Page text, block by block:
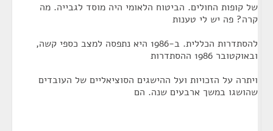
של קופות החולים. הביטוח הלאומי היה מוסד לגבייה. מה
קרה? פה יש לי טענות
להסתדרות הכללית. ב-1986 היא נתפסה למצב כספי קשה,
ובאוקטובר 1986 ההסתדרות
ויתרה על הזכויות ועל ההישגים הסוציאליים של העובדים
שהושגו במשך ארבעים שנה. הם